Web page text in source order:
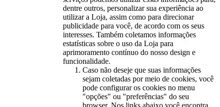
dentre outros, personalizar sua experiência ao
utilizar a Loja, assim como para direcionar
publicidade para você, de acordo com os seus
interesses. Também coletamos informações
estatísticas sobre o uso da Loja para
aprimoramento contínuo do nosso design e
funcionalidade.
Caso não deseje que suas informações
sejam coletadas por meio de cookies, você
pode configurar os cookies no menu
"opções" ou "preferências" do seu
browser. Nos links abaixo você encontra